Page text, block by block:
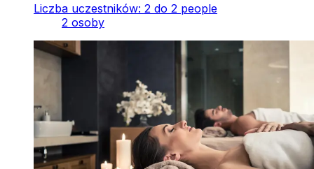
Liczba uczestników: 2 do 2 people
2 osoby